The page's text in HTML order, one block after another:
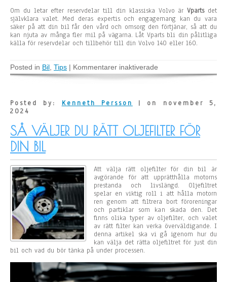
Om du letar efter reservdelar till din klassiska Volvo ärVpartsdet
självklara valet. Med deras expertis och engagemang kan du vara
säker på att din bil får den vård och omsorg den förtjänar, så att du
kan njuta av många fler mil på vägarna. Låt Vparts bli din pålitliga
källa för reservdelar och tillbehör till din Volvo 140 eller 160.
Posted in Bil Tips | Kommentarer inaktiverade
ö
t
–
e
x
p
e
r
t
p
å
r
e
e
r
Posted by: Kenneth Persson
| on november 5,
2024
SÅ VÄLJER DU RÄTT OLJEFILTER FÖR
DIN BIL
Att välja rätt oljefilter för din bil är
avgörande för att upprätthålla motorns
prestanda och livslängd. Oljefiltret
spelar en viktig roll i att hålla motorn
ren genom att filtrera bort föroreningar
och partiklar som kan skada den. Det
finns olika typer av oljefilter, och valet
av rätt filter kan verka överväldigande. I
denna artikel ska vi gå igenom hur du
kan välja det rätta oljefiltret för just din
bil och vad du bör tänka på under processen.